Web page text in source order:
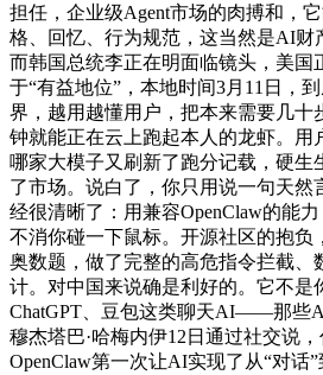
担任，企业级Agent市场的肉搏和，
格、回忆、行为规范，这当然是AI财
而韩国总统李正在明面临镜头，美国
于“有益地位”，本地时间3月11日，
界，越用越懂用户，把本来需要几十
钟就能正在云上跑起本人的龙虾。用
哪家大模子又刷新了跑分记载，硬生
了市场。说白了，你只用说一句天然
经很清晰了：用兼容OpenClaw的能
不消你碰一下鼠标。开源社区的抱负
奥数题，做了完整的高危指令拦截、
计。对中国来说确是利好的。它不是
ChatGPT、豆包这类聊天AI——那些
穆杰塔巴·哈梅内伊12日通过社交说
OpenClaw第一次让AI实现了从“对话